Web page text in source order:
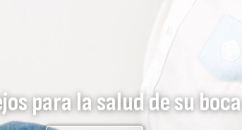
para la salud de su boca